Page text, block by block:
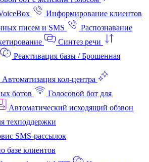
Информирование клиентов
писем и SMS
Распознавание
Синтез речи
Реактивация базы / Брошенная
Автоматизация кол‑центра
ботов
Голосовой бот для
Автоматический исходящий обзвон
техподдержки
SMS-рассылок
клиентов